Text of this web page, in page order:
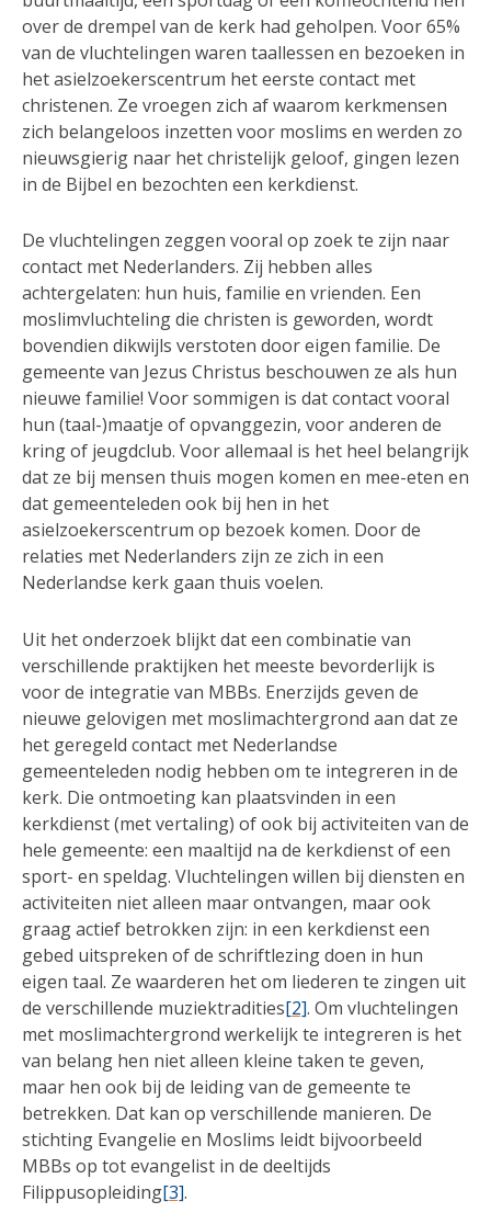
over de drempel van de kerk had geholpen. Voor 65%
van de vluchtelingen waren taallessen en bezoeken in
het asielzoekerscentrum het eerste contact met
christenen. Ze vroegen zich af waarom kerkmensen
zich belangeloos inzetten voor moslims en werden zo
nieuwsgierig naar het christelijk geloof, gingen lezen
in de Bijbel en bezochten een kerkdienst.
De vluchtelingen zeggen vooral op zoek te zijn naar
contact met Nederlanders. Zij hebben alles
achtergelaten: hun huis, familie en vrienden. Een
moslimvluchteling die christen is geworden, wordt
bovendien dikwijls verstoten door eigen familie. De
gemeente van Jezus Christus beschouwen ze als hun
nieuwe familie! Voor sommigen is dat contact vooral
hun (taal-)maatje of opvanggezin, voor anderen de
kring of jeugdclub. Voor allemaal is het heel belangrijk
dat ze bij mensen thuis mogen komen en mee-eten en
dat gemeenteleden ook bij hen in het
asielzoekerscentrum op bezoek komen. Door de
relaties met Nederlanders zijn ze zich in een
Nederlandse kerk gaan thuis voelen.
Uit het onderzoek blijkt dat een combinatie van
verschillende praktijken het meeste bevorderlijk is
voor de integratie van MBBs. Enerzijds geven de
nieuwe gelovigen met moslimachtergrond aan dat ze
het geregeld contact met Nederlandse
gemeenteleden nodig hebben om te integreren in de
kerk. Die ontmoeting kan plaatsvinden in een
kerkdienst (met vertaling) of ook bij activiteiten van de
hele gemeente: een maaltijd na de kerkdienst of een
sport- en speldag. Vluchtelingen willen bij diensten en
activiteiten niet alleen maar ontvangen, maar ook
graag actief betrokken zijn: in een kerkdienst een
gebed uitspreken of de schriftlezing doen in hun
eigen taal. Ze waarderen het om liederen te zingen uit
de verschillende muziektradities[2]. Om vluchtelingen
met moslimachtergrond werkelijk te integreren is het
van belang hen niet alleen kleine taken te geven,
maar hen ook bij de leiding van de gemeente te
betrekken. Dat kan op verschillende manieren. De
stichting Evangelie en Moslims leidt bijvoorbeeld
MBBs op tot evangelist in de deeltijds
Filippusopleiding[3].